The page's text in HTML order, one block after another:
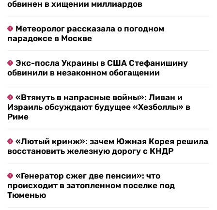
обвинен в хищении миллиардов
Метеоролог рассказала о погодном
парадоксе в Москве
Экс-посла Украины в США Стефанишину
обвинили в незаконном обогащении
«Втянуть в напрасные войны»: Ливан и
Израиль обсуждают будущее «Хезболлы» в
Риме
«Лютый кринж»: зачем Южная Корея решила
восстановить железную дорогу с КНДР
«Генератор сжег две пенсии»: что
происходит в затопленном поселке под
Тюменью